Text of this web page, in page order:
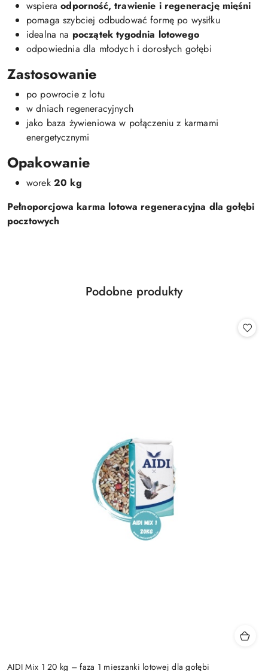
wspieraodporność, trawienie i regenerację mięśni
pomaga szybciej odbudować formę po wysiłku
idealna na początek tygodnia lotowego
odpowiednia dla młodych i dorosłych gołębi
Zastosowanie
po powrocie z lotu
w dniach regeneracyjnych
jako baza żywieniowa w połączeniu z karmami
energetycznymi
Opakowanie
worek 20 kg
Pełnoporcjowa karma lotowa regeneracyjna dla gołębi
pocztowych
Pomiń karuzelę produktów
Produkty
Podobne produkty
AIDI Mix 1 20 kg – faza 1 mieszanki lotowej dla gołębi